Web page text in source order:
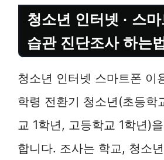
청소년 인터넷 · 스
습관 진단조사 하는
청소년 인터넷 스마트폰 이
학령 전환기 청소년(초등학
교 1학년, 고등학교 1학년)
합니다. 조사는 학교, 청소